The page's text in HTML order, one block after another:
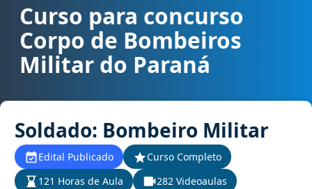
Curso para concurso CBM PR - Corpo de Bombeiros Militar do
Curso para concurso
Corpo de Bombeiros
Militar do Paraná
Soldado: Bombeiro Militar
Edital Publicado
Curso Completo
121 Horas de Aula
282 Videoaulas